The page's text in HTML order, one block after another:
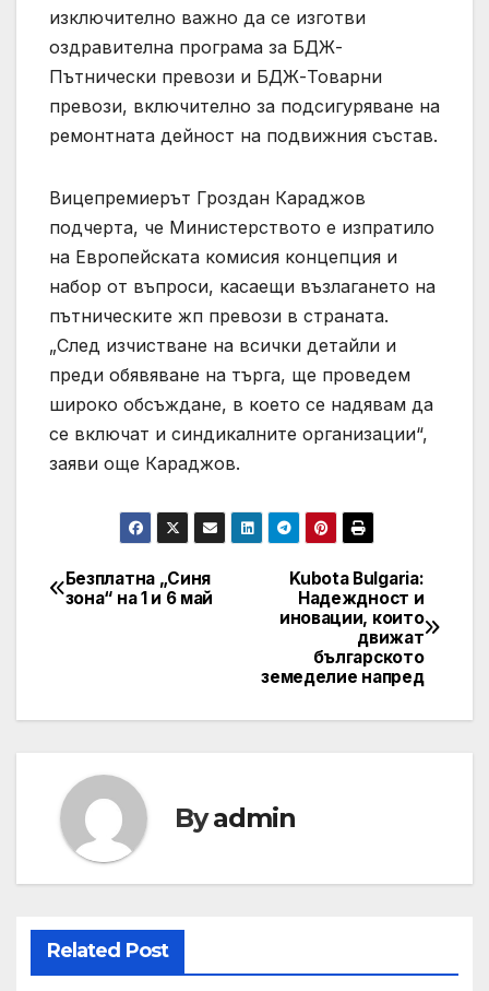
изключително важно да се изготви
оздравителна програма за БДЖ-
Пътнически превози и БДЖ-Товарни
превози, включително за подсигуряване на
ремонтната дейност на подвижния състав.
Вицепремиерът Гроздан Караджов
подчерта, че Министерството е изпратило
на Европейската комисия концепция и
набор от въпроси, касаещи възлагането на
пътническите жп превози в страната.
„След изчистване на всички детайли и
преди обявяване на търга, ще проведем
широко обсъждане, в което се надявам да
се включат и синдикалните организации“,
заяви още Караджов.
Post
Kubota Bulgaria:
Надеждност и
иновации, които
движат
българското
земеделие напред
Безплатна „Синя
зона“ на 1 и 6 май
Byadmin
Related Post